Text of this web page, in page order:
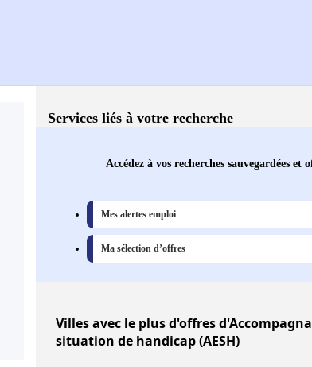
Services liés à votre recherche
Accédez à vos recherches sauvegardées et
Mes alertes emploi
Ma sélection d’offres
Villesavec le plus d'offres
situation de handicap (AESH)